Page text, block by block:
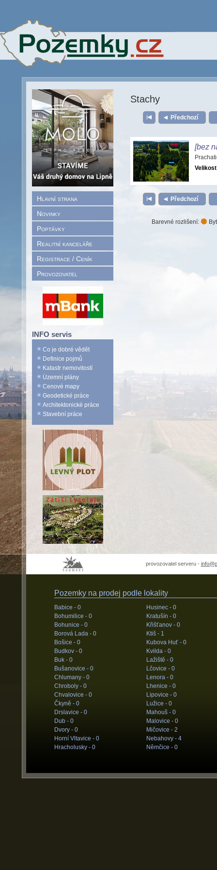
Hlavní strana
Novinky
Poptávky
Realitní kanceláře
Registrace / Ceník
Provozovatel
INFO servis
Co je dobré vědět
Definice pojmů
Katastr nemovitostí
Územní plány
Cenové mapy
Geodetické práce
Architektonické práce
Stavební práce
Stachy
Předchozí
[bez
Předchozí
Barevné rozlišení:
provozovatel serveru -
Pozemky na prodej podle lokality
Babice - 0
Bohumilice - 0
Bohunice - 0
Borová Lada - 0
Bošice - 0
Budkov - 0
Buk - 0
Bušanovice - 0
Chlumany - 0
Chroboly - 0
Chvalovice - 0
Čkyně - 0
Drslavice - 0
Dub - 0
Dvory - 0
Horní Vltavice - 0
Hracholusky - 0
Husinec - 0
Kratušín - 0
Křišťanov - 0
Ktiš - 1
Kubova Huť - 0
Kvilda - 0
Lažiště - 0
Lčovice - 0
Lenora - 0
Lhenice - 0
Lipovice - 0
Lužice - 0
Mahouš - 0
Malovice - 0
Mičovice - 2
Nebahovy - 4
Němčice - 0